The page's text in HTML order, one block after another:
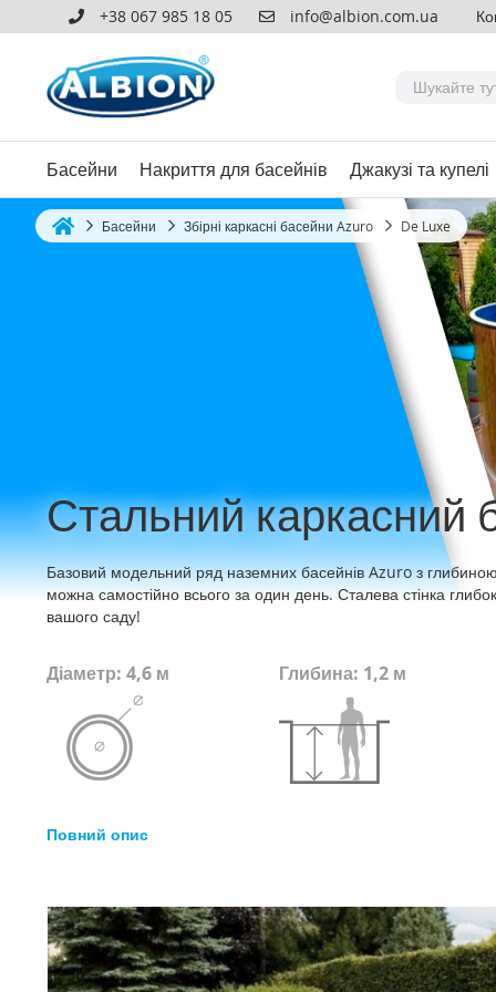
+38 067 985 18 05 info@albion.com.ua
Басейни Накриття для басейнів Джакузі та купелі
Басейни Збірні каркасні басейни Azuro De Luxe
Стальний каркасний
Базовий модельний ряд наземних басейнів Azuro з
можна самостійно всього за один день. Сталева стінка
вашого саду!
Діаметр: 4,6 м Глибина: 1,2 м
Повний опис
Перейти
до
кінця
галереї